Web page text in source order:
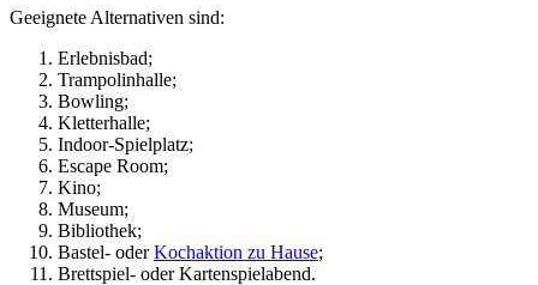
Geeignete Alternativen sind:
Erlebnisbad;
Trampolinhalle;
Bowling;
Kletterhalle;
Indoor-Spielplatz;
Escape Room;
Kino;
Museum;
Bibliothek;
Bastel- oderKochaktion zu Hause;
Brettspiel- oder Kartenspielabend.